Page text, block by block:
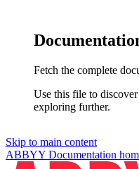
Fetch the complete
Use this file to
exploring further.
Skip to main content
ABBYY Documentation